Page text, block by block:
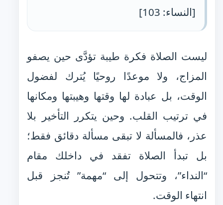
[النساء: 103]
ليست الصلاة فكرة طيبة تؤدَّى حين يصفو
المزاج، ولا موعدًا روحيًا يُترك لفضول
الوقت، بل عبادة لها وقتها وهيبتها ومكانها
في ترتيب القلب. وحين يتكرر التأخير بلا
عذر، فالمسألة لا تبقى مسألة دقائق فقط؛
بل تبدأ الصلاة تفقد في داخلك مقام
“النداء”، وتتحول إلى “مهمة” تُنجز قبل
انتهاء الوقت.